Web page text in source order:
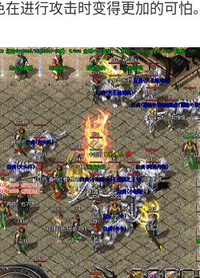
进行攻击时变得更加的可怕。